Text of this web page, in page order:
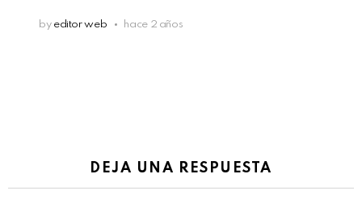
by editor web hace 2 años
DEJA UNA RESPUESTA